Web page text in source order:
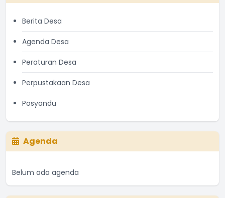
Berita Desa
Agenda Desa
Peraturan Desa
Perpustakaan Desa
Posyandu
Agenda
Belum ada agenda